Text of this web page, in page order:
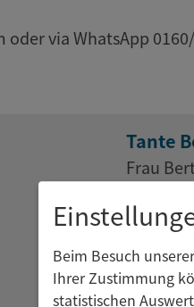
via WhatsApp
Tante
Frau
Lengfeld
Teugner
93077
Beim Besuch
Ihrer Zustimmung
statistischen